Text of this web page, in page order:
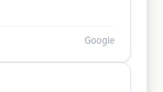
Google